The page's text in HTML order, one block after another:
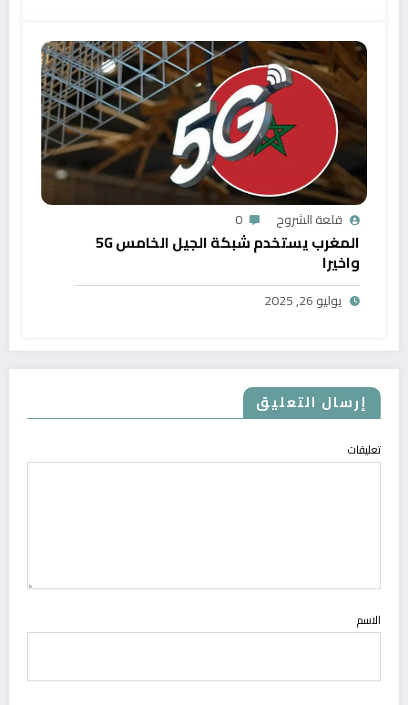
قلعة الشروح 0
المغرب يستخدم شبكة الجيل الخامس 5G
واخيرا
يوليو 26, 2025
إرسال التعليق
تعليقات
الاسم